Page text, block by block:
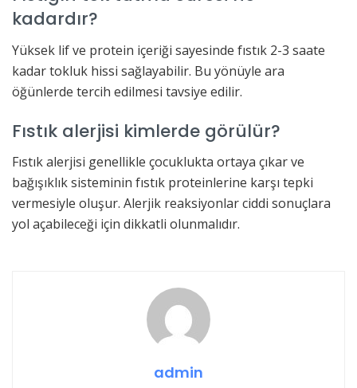
kadardır?
Yüksek lif ve protein içeriği sayesinde fıstık 2-3 saate
kadar tokluk hissi sağlayabilir. Bu yönüyle ara
öğünlerde tercih edilmesi tavsiye edilir.
Fıstık alerjisi kimlerde görülür?
Fıstık alerjisi genellikle çocuklukta ortaya çıkar ve
bağışıklık sisteminin fıstık proteinlerine karşı tepki
vermesiyle oluşur. Alerjik reaksiyonlar ciddi sonuçlara
yol açabileceği için dikkatli olunmalıdır.
admin